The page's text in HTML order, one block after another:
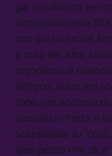
già ascoltiamo per
intrappolati nella
con cui un locale
o noto per altre
orgoglioso di
all’itpop, l’altro ieri
topicper
sposato in fretta e
scappatella su
quel pezzo che dice